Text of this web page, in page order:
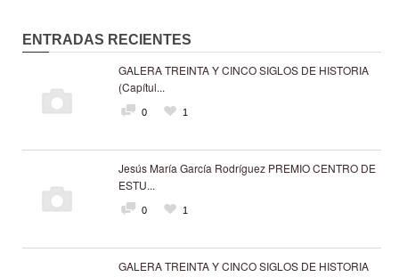
ENTRADAS RECIENTES
GALERA TREINTA Y CINCO SIGLOS DE HISTORIA
(Capítul...
0 1
Jesús María García Rodríguez PREMIO CENTRO DE
ESTU...
0 1
GALERA TREINTA Y CINCO SIGLOS DE HISTORIA